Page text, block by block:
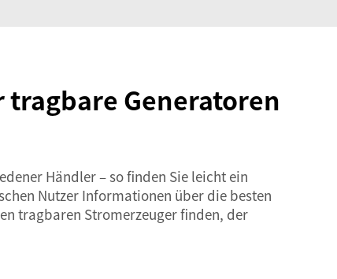
tragbare Generatoren
Händler – so finden Sie leicht ein
Nutzer Informationen über die besten
tragbaren Stromerzeuger finden, der